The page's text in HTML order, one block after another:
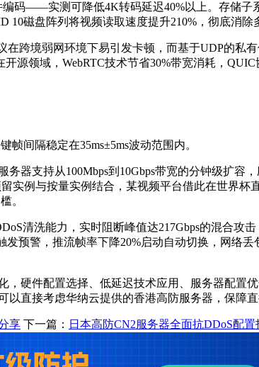
编码——实测可降低4K转码延迟40%以上。存储子
10磁盘阵列将视频读取速度提升210% ，彻底消除
在跨境弱网环境下易引发卡顿，而基于UDP的私
开源领域， WebRTC技术节省30%带宽消耗， QUIC
帧间隔稳定在35ms±5ms波动范围内。
务器支持从100Mbps到 10Gbps带宽的分钟级扩容
实例与按量实例结合，某视频平台借此在世界杯
。
清洗能力，实时阻断峰值达217Gbps的混合攻击
发预警，推流帧率下降20%启动自动切换，网络丢
，硬件配置选择、低延迟技术应用、服务器配置
直接考虑华纳云提供的香港高防服务器，保障
享 下一篇： 日本高防CN2服务器全面抗DDoS配置